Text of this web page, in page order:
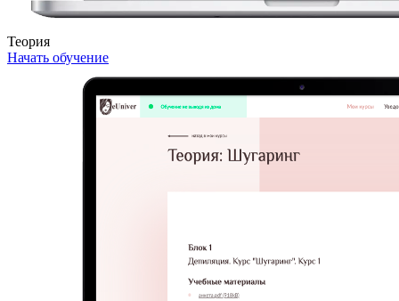
Теория
Начать обучение